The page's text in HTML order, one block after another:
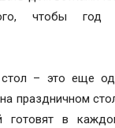
чтобы
– это еще
праздничном
готовят в